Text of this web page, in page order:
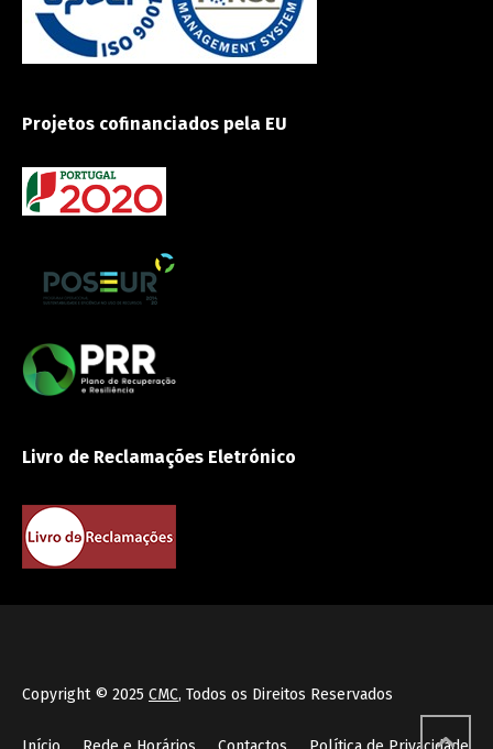
Projetos cofinanciados pela EU
Livro de Reclamações Eletrónico
Copyright © 2025 CMC, Todos os Direitos Reservados